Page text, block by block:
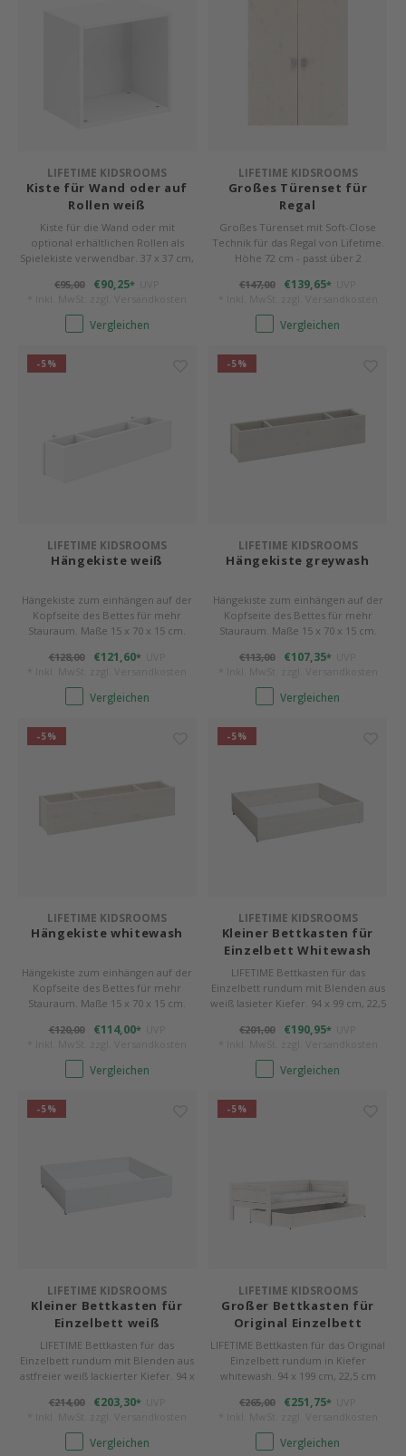
LIFETIME KIDSROOMS
Kiste für Wand oder auf
Rollen weiß
Kiste für die Wand oder mit
optional erhältlichen Rollen als
Spielekiste verwendbar. 37 x 37 cm,
€95,00
€90,25*
Vergleichen
LIFETIME KIDSROOMS
Großes Türenset für
Regal
Großes Türenset mit Soft-Close
Technik für das Regal von Lifetime.
Höhe 72 cm - passt über 2
€147,00
€139,65*
Vergleichen
-5%
LIFETIME KIDSROOMS
Hängekiste weiß
Hängekiste zum einhängen auf der
Kopfseite des Bettes für mehr
Stauraum. Maße 15 x 70 x 15 cm.
€128,00
€121,60*
Vergleichen
-5%
LIFETIME KIDSROOMS
Hängekiste greywash
Hängekiste zum einhängen auf der
Kopfseite des Bettes für mehr
Stauraum. Maße 15 x 70 x 15 cm.
€113,00
€107,35*
Vergleichen
-5%
LIFETIME KIDSROOMS
Hängekiste whitewash
Hängekiste zum einhängen auf der
Kopfseite des Bettes für mehr
Stauraum. Maße 15 x 70 x 15 cm.
€120,00
€114,00*
Vergleichen
-5%
LIFETIME KIDSROOMS
Kleiner Bettkasten für
Einzelbett Whitewash
LIFETIME Bettkasten für das
Einzelbett rundum mit Blenden aus
weiß lasieter Kiefer. 94 x 99 cm, 22,5
Stck. unter ein Bett.
€201,00 €190,95*
Vergleichen
-5%
LIFETIME KIDSROOMS
Kleiner Bettkasten für
Einzelbett weiß
LIFETIME Bettkasten für das
Einzelbett rundum mit Blenden aus
astfreier weiß lackierter Kiefer. 94 x
passen 2 Stck. unter ein Bett.
€214,00 €203,30*
Vergleichen
-5%
LIFETIME KIDSROOMS
Großer Bettkasten für
Original Einzelbett
whitewash
LIFETIME Bettkasten für das Original
Einzelbett rundum in Kiefer
whitewash. 94 x 199 cm, 22,5 cm
€265,00
€251,75*
Vergleichen